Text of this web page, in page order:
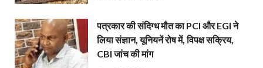
पत्रकार की संदिग्ध मौत का PCI और EGI ने
लिया संज्ञान, यूनियनें रोष में, विपक्ष सक्रिय,
CBI जांच की मांग